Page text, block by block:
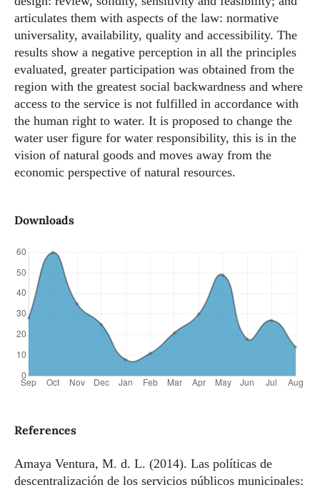
articulates them with aspects of the law: normative
universality, availability, quality and accessibility. The
results show a negative perception in all the principles
evaluated, greater participation was obtained from the
region with the greatest social backwardness and where
access to the service is not fulfilled in accordance with
the human right to water. It is proposed to change the
water user figure for water responsibility, this is in the
vision of natural goods and moves away from the
economic perspective of natural resources.
Downloads
References
Amaya Ventura, M. d. L. (2014). Las políticas de
descentralización de los servicios públicos municipales: